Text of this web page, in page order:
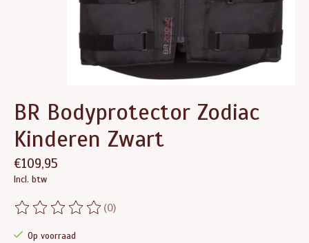
BR Bodyprotector Zodiac
Kinderen Zwart
€109,95
Incl. btw
De beoordeling van dit product is
(0)
Op voorraad